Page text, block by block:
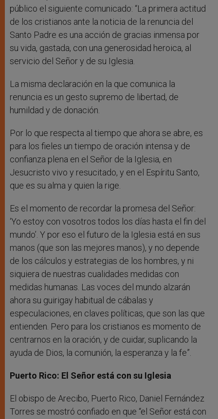
público el siguiente comunicado: “La primera actitud
de los cristianos ante la noticia de la renuncia del
Santo Padre es una acción de gracias inmensa por
su vida, gastada, con una generosidad heroica, al
servicio del Señor y de su Iglesia.
La misma declaración en la que comunica la
renuncia es un gesto supremo de libertad, de
humildad y de donación.
Por lo que respecta al tiempo que ahora se abre, es
para los fieles un tiempo de oración intensa y de
confianza plena en el Señor de la Iglesia, en
Jesucristo vivo y resucitado, y en el Espíritu Santo,
que es su alma y quien la rige.
Es el momento de recordar la promesa del Señor:
‘Yo estoy con vosotros todos los días hasta el fin del
mundo’. Y por eso el futuro de la Iglesia está en sus
manos (que son las mejores manos), y no depende
de los cálculos y estrategias de los hombres, y ni
siquiera de nuestras cualidades medidas con
medidas humanas. Las voces del mundo alzarán
ahora su guirigay habitual de cábalas y
especulaciones, en claves políticas, que son las que
entienden. Pero para los cristianos es momento de
centrarnos en la oración, y de cuidar, suplicando la
ayuda de Dios, la comunión, la esperanza y la fe”.
Puerto Rico: El Señor está con su Iglesia
El obispo de Arecibo, Puerto Rico, Daniel Fernández
Torres se mostró confiado en que “el Señor está con